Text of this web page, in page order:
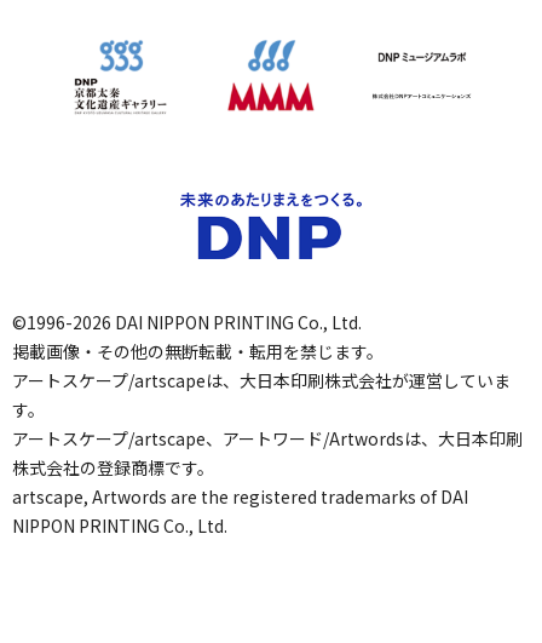
©1996-2026 DAI NIPPON PRINTING Co., Ltd.
掲載画像・その他の無断転載・転用を禁じます。
アートスケープ/artscapeは、大日本印刷株式会社が運営していま
す。
アートスケープ/artscape、アートワード/Artwordsは、大日本印刷
株式会社の登録商標です。
artscape, Artwords are the registered trademarks of DAI
NIPPON PRINTING Co., Ltd.